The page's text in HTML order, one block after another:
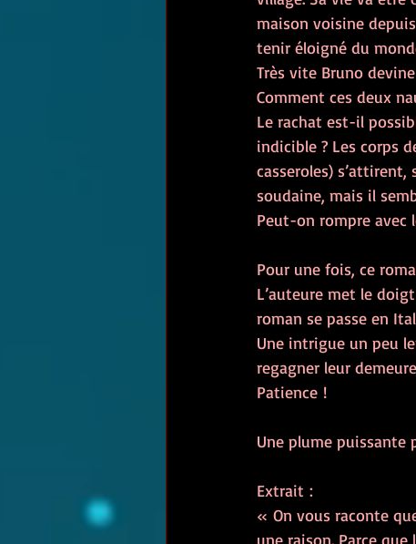
maison voisine
tenir éloigné du
Très vite Bruno
Comment ces deux
Le rachat est-il
indicible ? Les corps
casseroles)
soudaine, mais il
Peut-on rompre avec
Pour une fois, ce
L’auteure met le
roman se passe en
Une intrigue un peu
regagner leur
Patience !
Une plume puissante
Extrait :
« On vous raconte
une raison. Parce